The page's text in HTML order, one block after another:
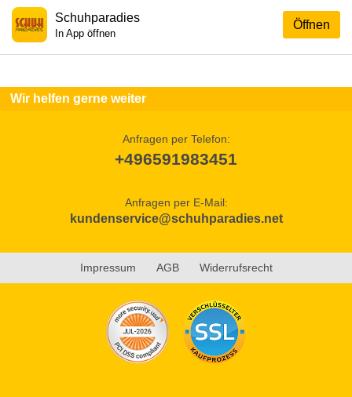
Öffnen
Schuhparadies
In App öffnen
Wir helfen gerne weiter
Anfragen per Telefon:
+496591983451
Anfragen per E-Mail:
kundenservice@schuhparadies.net
Impressum AGB Widerrufsrecht